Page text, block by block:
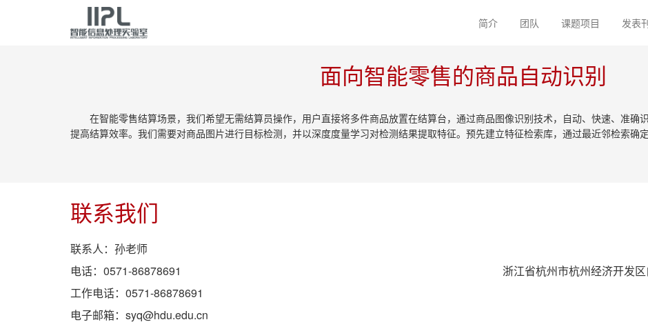
简介 团队 课题项目 发表
面向智能零售的商品自动识别
在智能零售结算场景，我们希望无需结算员操作，用户直接将多件商品放置在结算台，通过商品图像识别技术，自动、快速、准确
提高结算效率。我们需要对商品图片进行目标检测，并以深度度量学习对检测结果提取特征。预先建立特征检索库，通过最近邻检索确
联系我们
联系人：孙老师
电话：0571-86878691
工作电话：0571-86878691
电子邮箱：syq@hdu.edu.cn
浙江省杭州市杭州经济开发